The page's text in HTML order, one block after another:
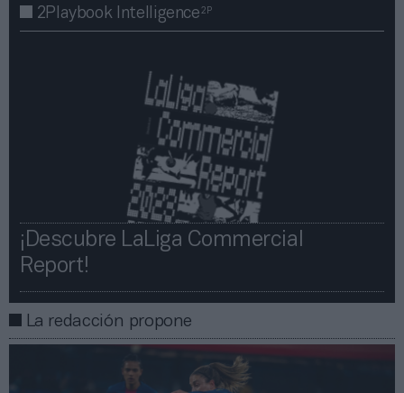
2Playbook Intelligence2P
¡Descubre LaLiga Commercial
Report!​​
La redacción propone